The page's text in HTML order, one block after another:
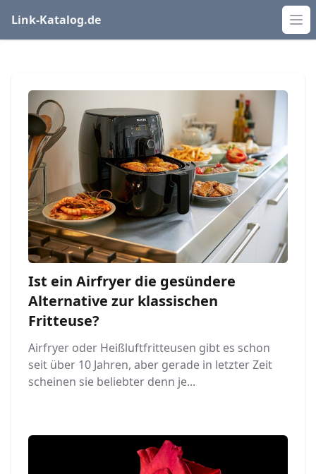
Link-Katalog.de
Ist ein Airfryer die gesündere
Alternative zur klassischen
Fritteuse?
Airfryer oder Heißluftfritteusen gibt es schon
seit über 10 Jahren, aber gerade in letzter Zeit
scheinen sie beliebter denn je...